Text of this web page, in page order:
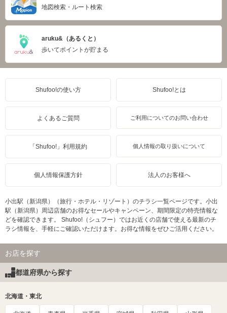
地図検索・ルート検索
aruku&（あるくと）
歩いてポイントが貯まる
Shufoo!の使い方 Shufoo!とは
よくあるご質問 ご利用についてのお問い合わせ
「Shufoo!」利用規約 個人情報の取り扱いについて
個人情報保護方針 法人のお客様へ
小出駅（新潟県）（旅行・ホテル・リゾート）のチラシ一覧ページです。小出
駅（新潟県）周辺店舗のお得なセールやキャンペーン、期間限定の特売情報な
どを確認できます。 Shufoo!（シュフー）ではお近くの店舗で使える最新のチ
ラシ情報を、手軽にご確認いただけます。お得な情報をぜひご活用ください。
お店を探す
都道府県から探す
北海道・東北